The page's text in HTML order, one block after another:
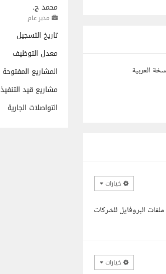
محمد ج.
مدير عام
تاريخ التسجيل
معدل التوظيف
المشاريع المفتوحة
مشاريع قيد التنفيذ
التواصلات الجارية
خيارات
البروفايل للشركات
خيارات